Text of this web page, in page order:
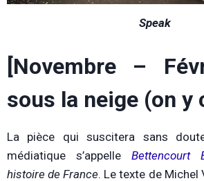
Speak
[Novembre –
sous la neige (on y
La pièce qui suscitera sans
médiatique s’appelle Bettencourt
histoire de France. Le texte de Michel